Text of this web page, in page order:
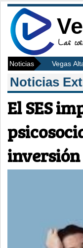
Las
Noticias Vegas
Noticias
El SES
inversión